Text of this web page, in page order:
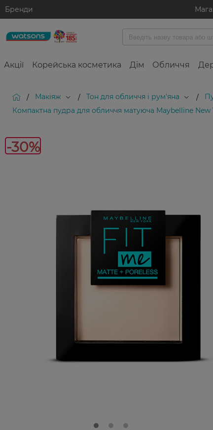
Бренди
Акції Корейська косметика Дім Обличчя
/ Макіяж / Тон для обличчя і рум'яна /
Компактна пудра для обличчя матуюча Maybelline
-30%